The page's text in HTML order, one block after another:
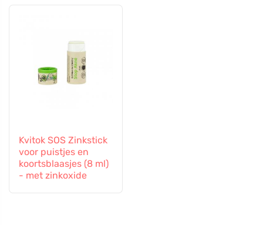
Kvitok SOS Zinkstick
voor puistjes en
koortsblaasjes (8 ml)
- met zinkoxide